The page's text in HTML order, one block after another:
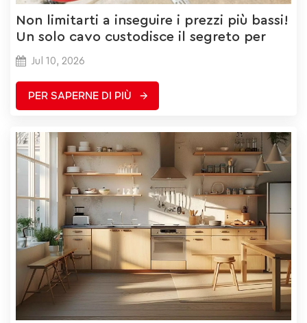
Non limitarti a inseguire i prezzi più bassi!
Un solo cavo custodisce il segreto per
ridurre i costi.
Jul 10, 2026
PER SAPERNE DI PIÙ